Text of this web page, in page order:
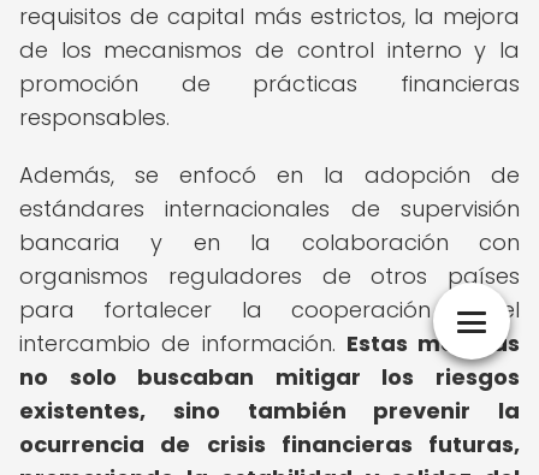
requisitos de capital más estrictos, la mejora
de los mecanismos de control interno y la
promoción de prácticas financieras
responsables.
Además, se enfocó en la adopción de
estándares internacionales de supervisión
bancaria y en la colaboración con
organismos reguladores de otros países
para fortalecer la cooperación y el
intercambio de información. Estas medidas
no solo buscaban mitigar los riesgos
existentes, sino también prevenir la
ocurrencia de crisis financieras futuras,